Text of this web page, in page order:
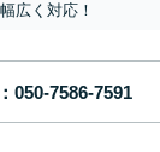
広く対応！